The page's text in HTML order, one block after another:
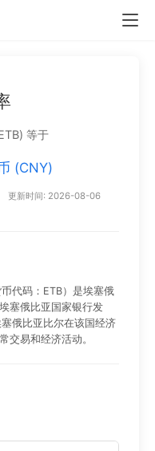
等于
(CNY)
更新时间: 2026-08-06
代码：ETB）是埃塞俄
塞俄比亚国家银行发
俄比亚比尔在该国经济
交易和经济活动。